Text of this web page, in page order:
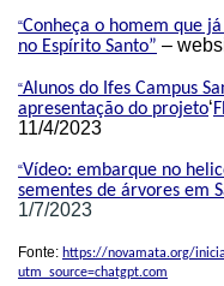
“Conheça o homem que
no Espírito Santo” –
“Alunos do Ifes Campus
apresentação do projeto‘
11/4/2023
“Vídeo: embarque no
sementes de árvores em
1/7/2023
Fonte: https://novamata.org/
utm_source=chatgpt.com